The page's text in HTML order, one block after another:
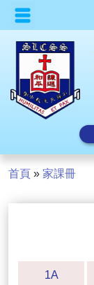
首頁 » 家課冊
1A